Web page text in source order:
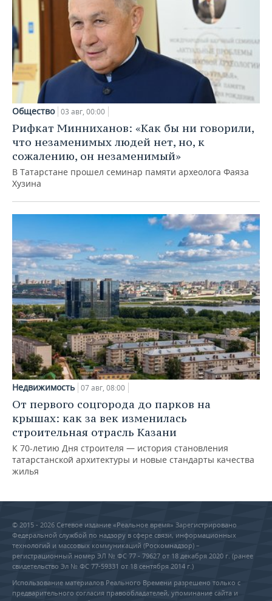
Общество 03 авг, 00:00
Рифкат Минниханов: «Как бы ни говорили,
что незаменимых людей нет, но, к
сожалению, он незаменимый»
В Татарстане прошел семинар памяти археолога Фаяза
Хузина
Недвижимость 07 авг, 08:00
От первого соцгорода до парков на
крышах: как за век изменилась
строительная отрасль Казани
К 70-летию Дня строителя — история становления
татарстанской архитектуры и новые стандарты качества
жилья
© 2015 - 2026 Сетевое издание «Реальное время» Зарегистрировано
Федеральной службой по надзору в сфере связи, информационных
технологий и массовых коммуникаций (Роскомнадзор) –
регистрационный номер ЭЛ № ФС 77 - 79627 от 18 декабря 2020 г. (ранее
свидетельство Эл № ФС 77-59331 от 18 сентября 2014 г.)
Использование материалов Реального Времени разрешено только с
предварительного согласия правообладателей, упоминание сайта и